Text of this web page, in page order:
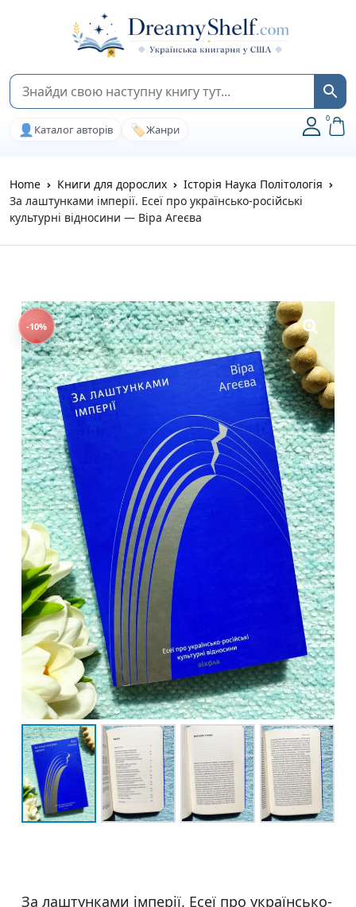
👤 Каталог авторів 🏷️Жанри
0
Home Книги для дорослих
Історія Наука Політологія
За лаштунками імперії. Есеї про українсько-російські
культурні відносини — Віра Агеєва
-10%
За лаштунками імперії. Есеї про українсько-